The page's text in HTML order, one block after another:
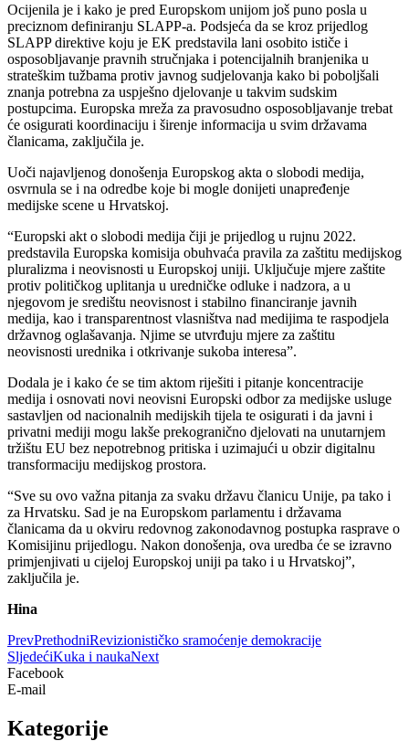
Ocijenila je i kako je pred Europskom unijom još puno posla u
preciznom definiranju SLAPP-a. Podsjeća da se kroz prijedlog
SLAPP direktive koju je EK predstavila lani osobito ističe i
osposobljavanje pravnih stručnjaka i potencijalnih branjenika u
strateškim tužbama protiv javnog sudjelovanja kako bi poboljšali
znanja potrebna za uspješno djelovanje u takvim sudskim
postupcima. Europska mreža za pravosudno osposobljavanje trebat
će osigurati koordinaciju i širenje informacija u svim državama
članicama, zaključila je.
Uoči najavljenog donošenja Europskog akta o slobodi medija,
osvrnula se i na odredbe koje bi mogle donijeti unapređenje
medijske scene u Hrvatskoj.
“Europski akt o slobodi medija čiji je prijedlog u rujnu 2022.
predstavila Europska komisija obuhvaća pravila za zaštitu medijskog
pluralizma i neovisnosti u Europskoj uniji. Uključuje mjere zaštite
protiv političkog uplitanja u uredničke odluke i nadzora, a u
njegovom je središtu neovisnost i stabilno financiranje javnih
medija, kao i transparentnost vlasništva nad medijima te raspodjela
državnog oglašavanja. Njime se utvrđuju mjere za zaštitu
neovisnosti urednika i otkrivanje sukoba interesa”.
Dodala je i kako će se tim aktom riješiti i pitanje koncentracije
medija i osnovati novi neovisni Europski odbor za medijske usluge
sastavljen od nacionalnih medijskih tijela te osigurati i da javni i
privatni mediji mogu lakše prekogranično djelovati na unutarnjem
tržištu EU bez nepotrebnog pritiska i uzimajući u obzir digitalnu
transformaciju medijskog prostora.
“Sve su ovo važna pitanja za svaku državu članicu Unije, pa tako i
za Hrvatsku. Sad je na Europskom parlamentu i državama
članicama da u okviru redovnog zakonodavnog postupka rasprave o
Komisijinu prijedlogu. Nakon donošenja, ova uredba će se izravno
primjenjivati u cijeloj Europskoj uniji pa tako i u Hrvatskoj”,
zaključila je.
Hina
PrevPrethodniRevizionističko sramoćenje demokracije
SljedećiKuka i naukaNext
Facebook
E-mail
Kategorije